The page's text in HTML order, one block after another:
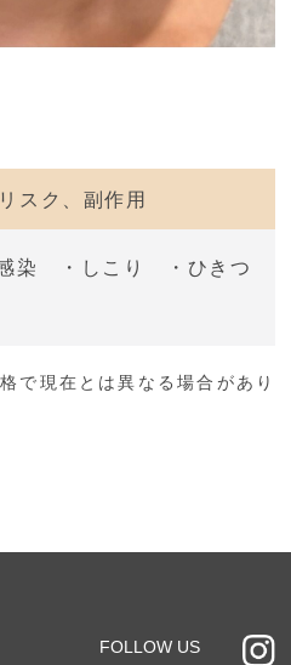
スク、副作用
染 ・しこり ・ひきつ
で現在とは異なる場合があり
FOLLOW US